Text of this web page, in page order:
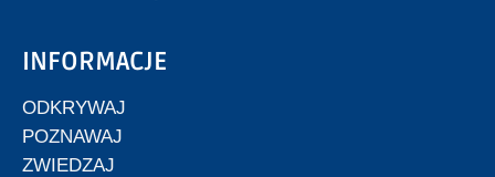
INFORMACJE
ODKRYWAJ
POZNAWAJ
ZWIEDZAJ